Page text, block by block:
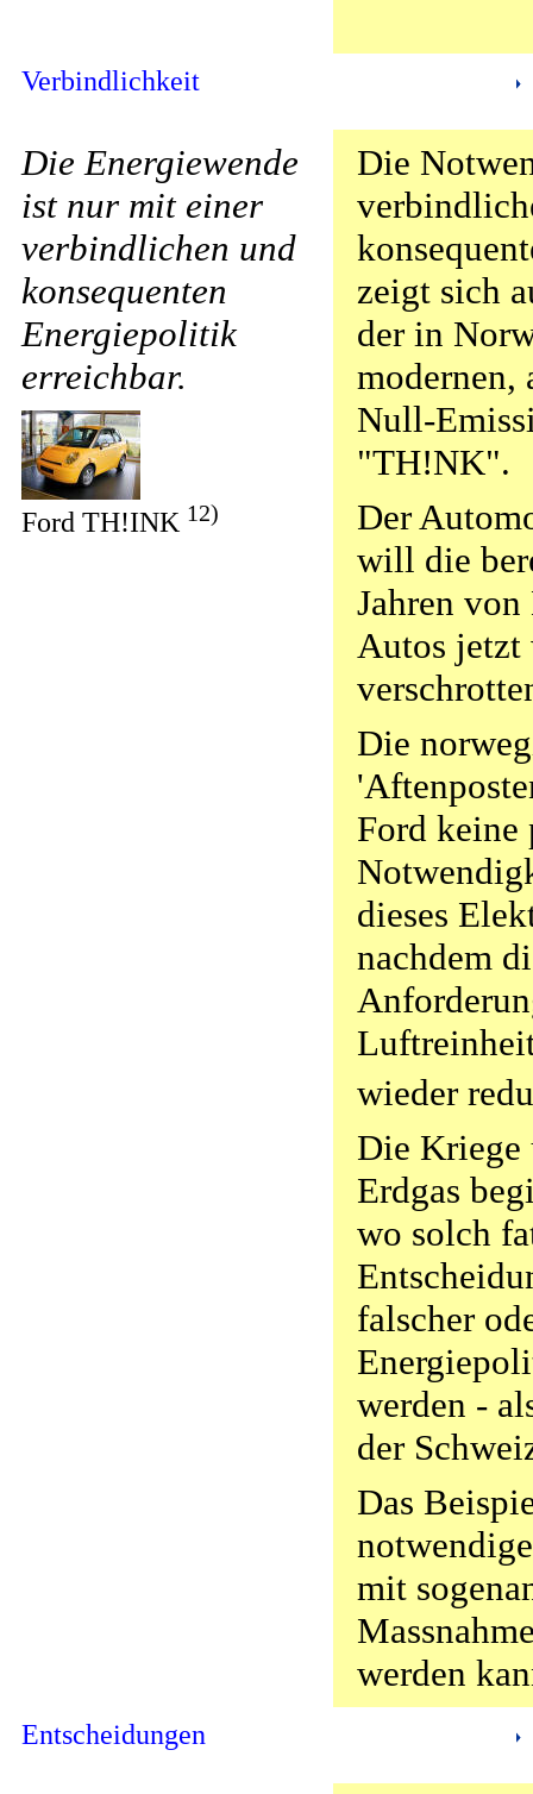
Verbindlichkeit
Die Energiewende
ist nur mit einer
verbindlichen und
konsequenten
Energiepolitik
erreichbar.
Ford TH!INK 12)
Die
zeigt sich
der in
modernen,
Null-
"TH!NK".
Der
will die
Jahren von
Autos jetzt
Die
Ford keine
dieses
nachdem
wieder
Die Kriege
Erdgas
wo solch
falscher
werden -
der
Das
mit
werden
Entscheidungen